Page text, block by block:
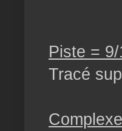
Piste = 9/
Tracé